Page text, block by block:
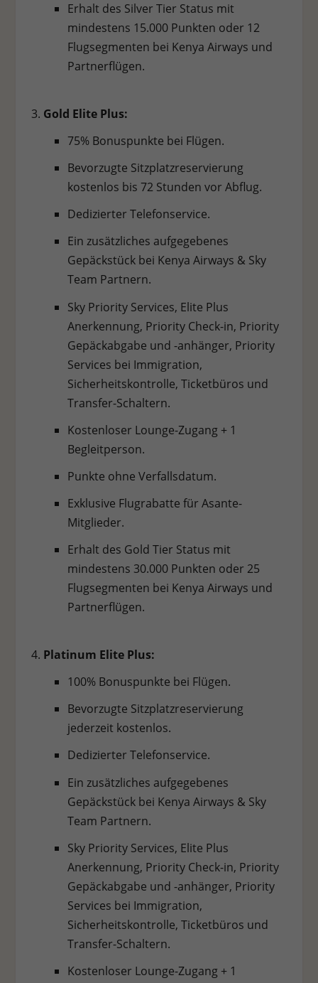
Erhalt des Silver Tier Status mit
mindestens 15.000 Punkten oder 12
Flugsegmenten bei Kenya Airways und
Partnerflügen.
Gold Elite Plus:
75% Bonuspunkte bei Flügen.
Bevorzugte Sitzplatzreservierung
kostenlos bis 72 Stunden vor Abflug.
Dedizierter Telefonservice.
Ein zusätzliches aufgegebenes
Gepäckstück bei Kenya Airways & Sky
Team Partnern.
Sky Priority Services, Elite Plus
Anerkennung, Priority Check-in, Priority
Gepäckabgabe und -anhänger, Priority
Services bei Immigration,
Sicherheitskontrolle, Ticketbüros und
Transfer-Schaltern.
Kostenloser Lounge-Zugang + 1
Begleitperson.
Punkte ohne Verfallsdatum.
Exklusive Flugrabatte für Asante-
Mitglieder.
Erhalt des Gold Tier Status mit
mindestens 30.000 Punkten oder 25
Flugsegmenten bei Kenya Airways und
Partnerflügen.
Platinum Elite Plus:
100% Bonuspunkte bei Flügen.
Bevorzugte Sitzplatzreservierung
jederzeit kostenlos.
Dedizierter Telefonservice.
Ein zusätzliches aufgegebenes
Gepäckstück bei Kenya Airways & Sky
Team Partnern.
Sky Priority Services, Elite Plus
Anerkennung, Priority Check-in, Priority
Gepäckabgabe und -anhänger, Priority
Services bei Immigration,
Sicherheitskontrolle, Ticketbüros und
Transfer-Schaltern.
Kostenloser Lounge-Zugang + 1